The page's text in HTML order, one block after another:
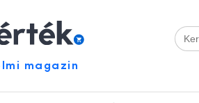
magazin
for: